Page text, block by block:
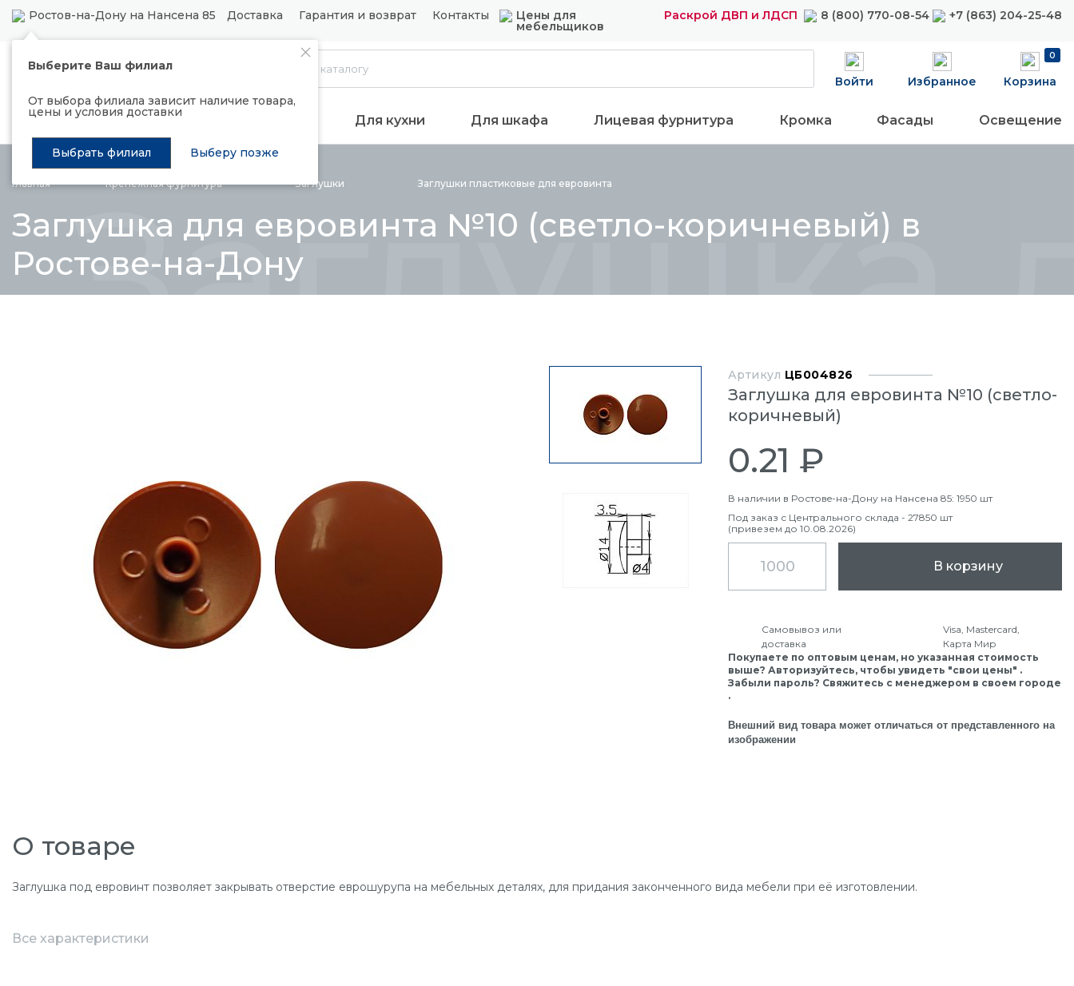
Ростов-на-Дону на Нансена 85 Доставка Гарантия и возврат Контакты Цены для
мебельщиков
Раскрой ДВП и ЛДСП 8 (800) 770-08-54 +7 (863) 204-25-48
Выберите Ваш филиал
От выбора филиала зависит наличие товара,
цены и условия доставки
Выбрать филиал Выберу позже
Каталог
Войти Избранное
0
Корзина
Распродажа Подъемные механизмы Для кухни Для шкафа Лицевая фурнитура Кромка Фасады Освещение
Главная Крепежнаяфурнитура Заглушки Заглушки пластиковые для евровинта
Заглушка для евровинта №10 (светло-коричневый) в
Ростовe-на-Дону
Заглушка
Артикул ЦБ004826
Заглушка для евровинта №10 (светло-
коричневый)
0.21 ₽
В наличии в Ростовe-на-Дону на Нансена 85: 1950 шт
Под заказ с Центрального склада - 27850 шт
(привезем до 10.08.2026)
В корзину
Самовывоз или
доставка
Visa, Mastercard,
Карта Мир
Покупаете по оптовым ценам, но указанная стоимость
выше? Авторизуйтесь, чтобы увидеть "свои цены" .
Забыли пароль? Свяжитесь с менеджером в своем городе
.
Внешний вид товара может отличаться от представленного на
изображении
О товаре
Заглушка под евровинт позволяет закрывать отверстие еврошурупа на мебельных деталях, для придания законченного вида мебели при её изготовлении.
Все характеристики